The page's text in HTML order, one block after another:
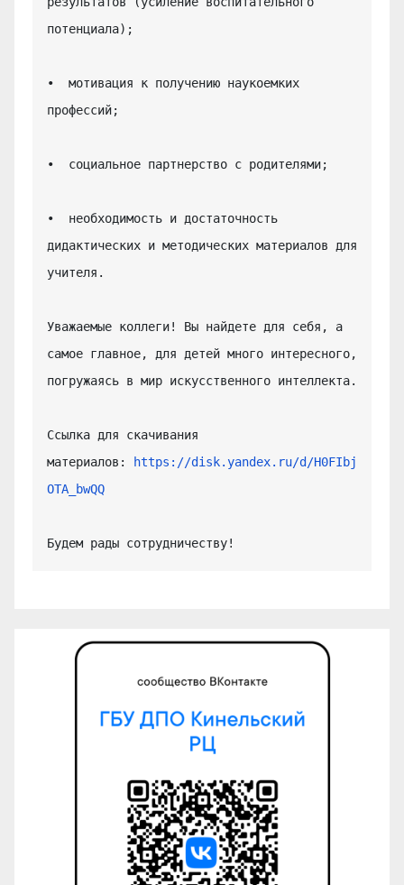
потенциала);
•  мотивация к получению наукоемких
профессий;
•  социальное партнерство с родителями;
•  необходимость и достаточность
дидактических и методических материалов для
учителя.
Уважаемые коллеги! Вы найдете для себя, а
самое главное, для детей много интересного,
погружаясь в мир искусственного интеллекта.
Ссылка для скачивания
материалов:
https://disk.yandex.ru/d/H0FIbj
OTA_bwQQ
Будем рады сотрудничеству!